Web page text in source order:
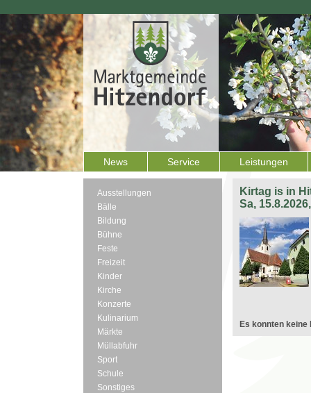
News Service Leistungen
Ausstellungen
Bälle
Bildung
Bühne
Feste
Freizeit
Kinder
Kirche
Konzerte
Kulinarium
Märkte
Müllabfuhr
Sport
Schule
Sonstiges
Kirtag is in
Sa,
Es konnten keine